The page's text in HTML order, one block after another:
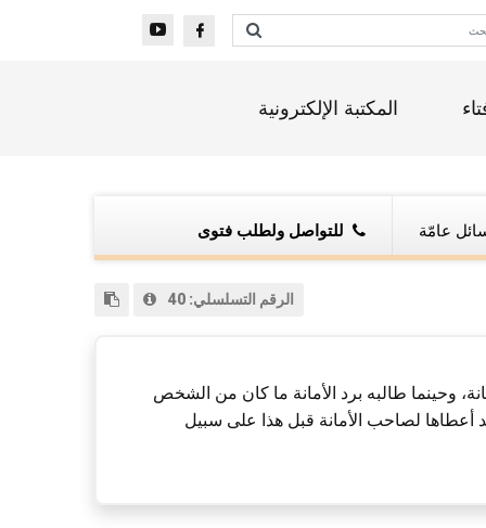
المكتبة الإلكترونية
عامّة للتواصل ولطلب فتوى
الرقم التسلسلي: 40
وحينما طالبه برد الأمانة ما كان من الشخص
أعطاها لصاحب الأمانة قبل هذا على سبيل